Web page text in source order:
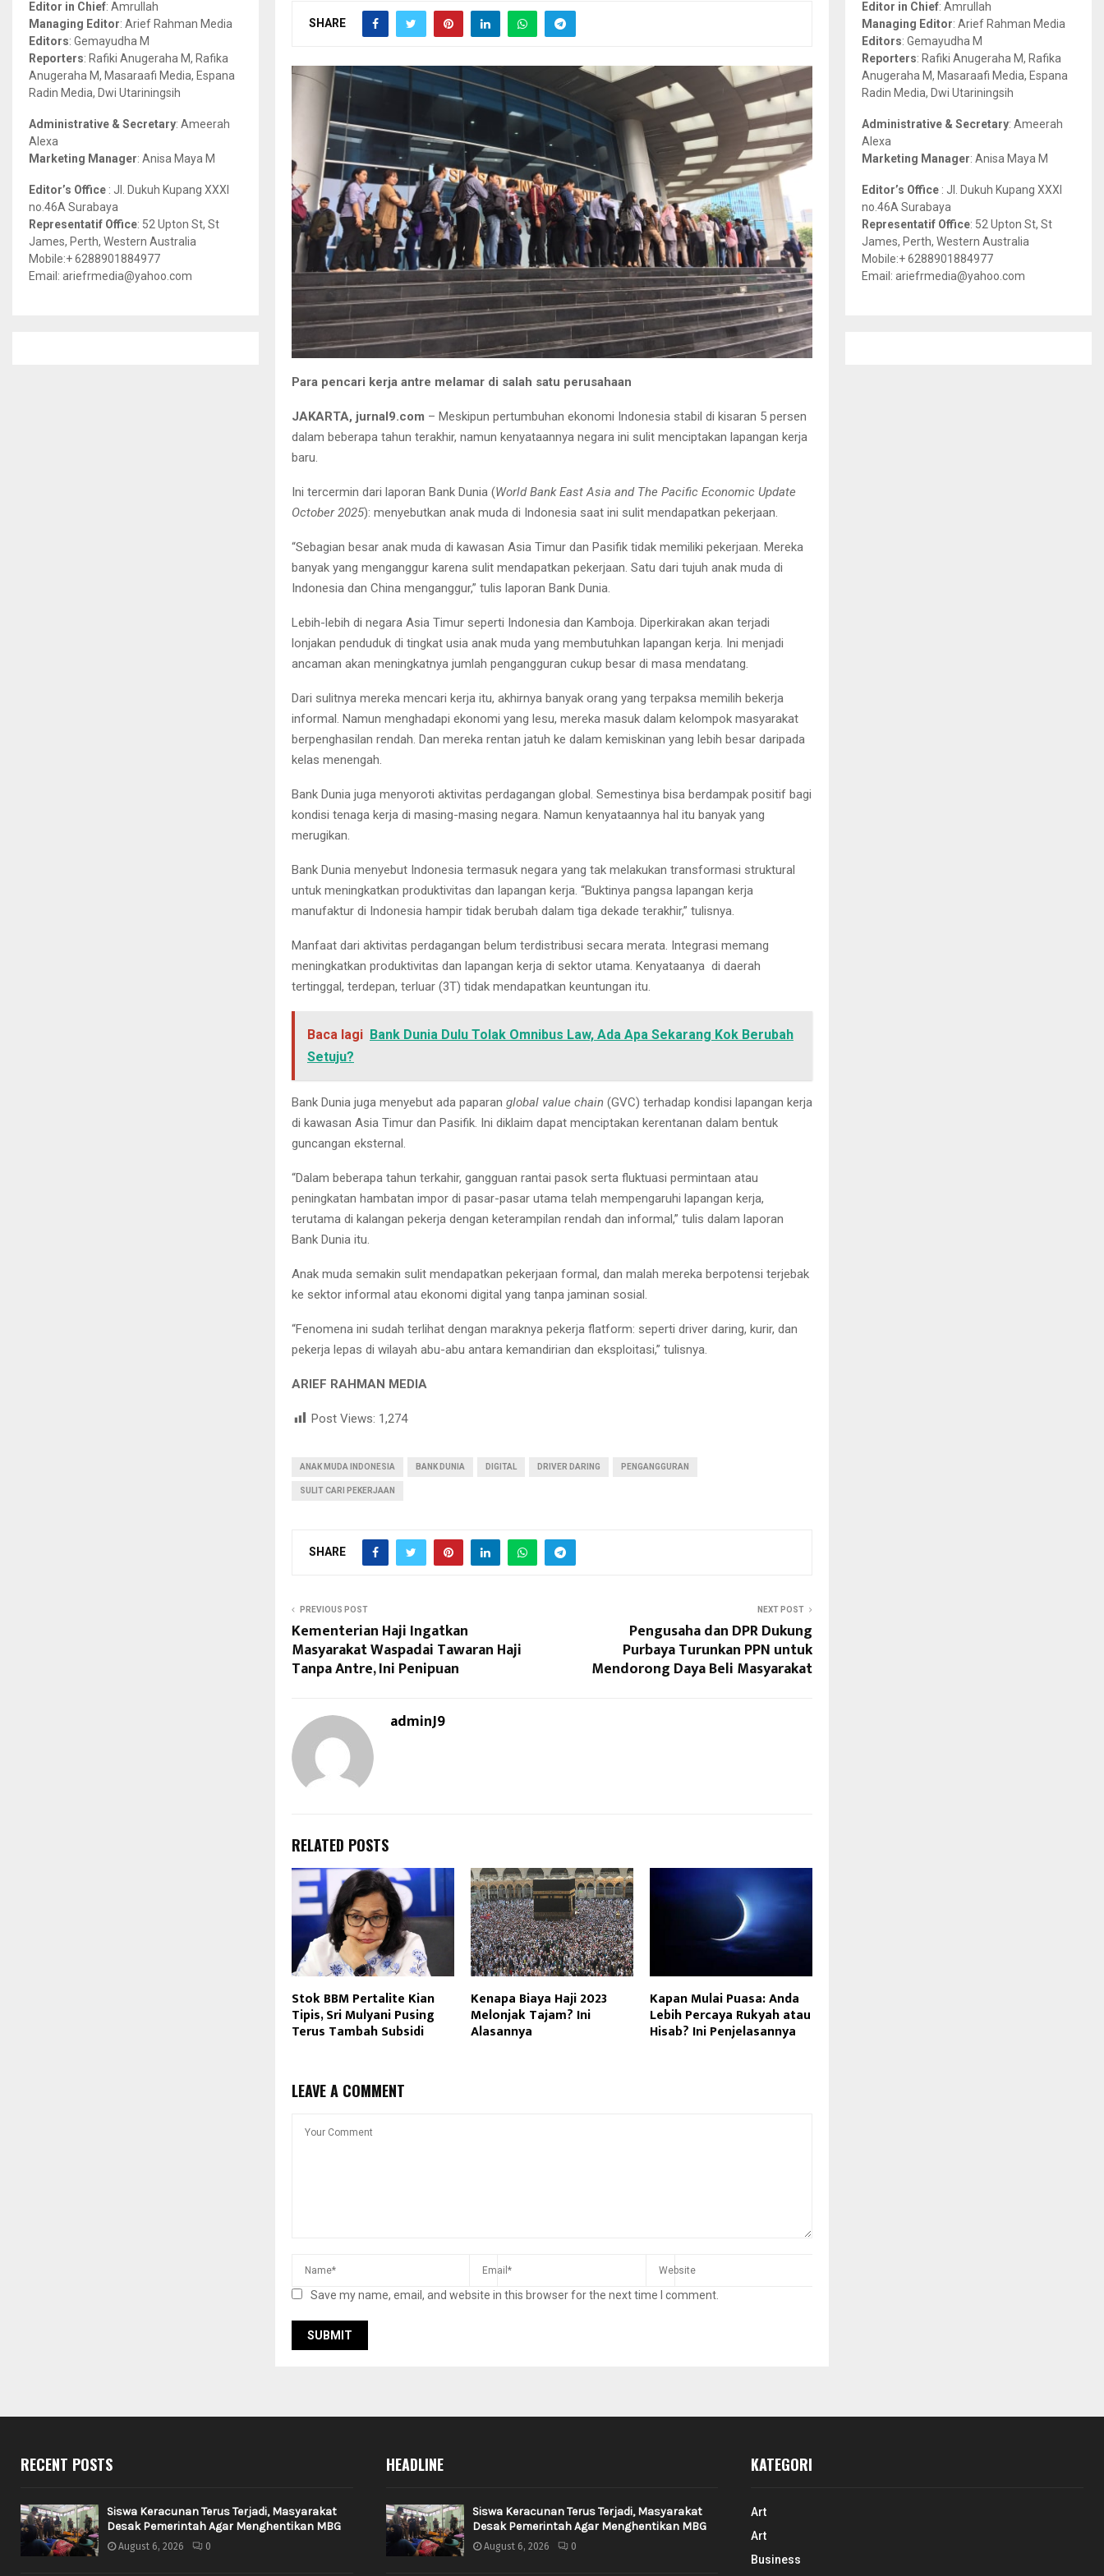
SHARE
Para pencari kerja antre melamar di salah satu perusahaan
JAKARTA, jurnal9.com – Meskipun pertumbuhan ekonomi Indonesia stabil di kisaran 5 persen
dalam beberapa tahun terakhir, namun kenyataannya negara ini sulit menciptakan lapangan kerja
baru.
Ini tercermin dari laporan Bank Dunia (World Bank East Asia and The Pacific Economic Update
October 2025): menyebutkan anak muda di Indonesia saat ini sulit mendapatkan pekerjaan.
“Sebagian besar anak muda di kawasan Asia Timur dan Pasifik tidak memiliki pekerjaan. Mereka
banyak yang menganggur karena sulit mendapatkan pekerjaan. Satu dari tujuh anak muda di
Indonesia dan China menganggur,” tulis laporan Bank Dunia.
Lebih-lebih di negara Asia Timur seperti Indonesia dan Kamboja. Diperkirakan akan terjadi
lonjakan penduduk di tingkat usia anak muda yang membutuhkan lapangan kerja. Ini menjadi
ancaman akan meningkatnya jumlah pengangguran cukup besar di masa mendatang.
Dari sulitnya mereka mencari kerja itu, akhirnya banyak orang yang terpaksa memilih bekerja
informal. Namun menghadapi ekonomi yang lesu, mereka masuk dalam kelompok masyarakat
berpenghasilan rendah. Dan mereka rentan jatuh ke dalam kemiskinan yang lebih besar daripada
kelas menengah.
Bank Dunia juga menyoroti aktivitas perdagangan global. Semestinya bisa berdampak positif bagi
kondisi tenaga kerja di masing-masing negara. Namun kenyataannya hal itu banyak yang
merugikan.
Bank Dunia menyebut Indonesia termasuk negara yang tak melakukan transformasi struktural
untuk meningkatkan produktivitas dan lapangan kerja. “Buktinya pangsa lapangan kerja
manufaktur di Indonesia hampir tidak berubah dalam tiga dekade terakhir,” tulisnya.
Manfaat dari aktivitas perdagangan belum terdistribusi secara merata. Integrasi memang
meningkatkan produktivitas dan lapangan kerja di sektor utama. Kenyataanya di daerah
tertinggal, terdepan, terluar (3T) tidak mendapatkan keuntungan itu.
Baca lagi Bank Dunia Dulu Tolak Omnibus Law, Ada Apa Sekarang Kok Berubah
Setuju?
Bank Dunia juga menyebut ada paparan global value chain (GVC) terhadap kondisi lapangan kerja
di kawasan Asia Timur dan Pasifik. Ini diklaim dapat menciptakan kerentanan dalam bentuk
guncangan eksternal.
“Dalam beberapa tahun terkahir, gangguan rantai pasok serta fluktuasi permintaan atau
peningkatan hambatan impor di pasar-pasar utama telah mempengaruhi lapangan kerja,
terutama di kalangan pekerja dengan keterampilan rendah dan informal,” tulis dalam laporan
Bank Dunia itu.
Anak muda semakin sulit mendapatkan pekerjaan formal, dan malah mereka berpotensi terjebak
ke sektor informal atau ekonomi digital yang tanpa jaminan sosial.
“Fenomena ini sudah terlihat dengan maraknya pekerja flatform: seperti driver daring, kurir, dan
pekerja lepas di wilayah abu-abu antara kemandirian dan eksploitasi,” tulisnya.
ARIEF RAHMAN MEDIA
Post Views: 1,274
ANAK MUDA INDONESIA BANK DUNIA DIGITAL DRIVER DARING PENGANGGURAN
SULIT CARI PEKERJAAN
SHARE
PREVIOUS POST
Kementerian Haji Ingatkan
Masyarakat Waspadai Tawaran Haji
Tanpa Antre, Ini Penipuan
NEXT POST
Pengusaha dan DPR Dukung
Purbaya Turunkan PPN untuk
Mendorong Daya Beli Masyarakat
adminJ9
RELATED POSTS
Stok BBM Pertalite Kian
Tipis, Sri Mulyani Pusing
Terus Tambah Subsidi
Kenapa Biaya Haji 2023
Melonjak Tajam? Ini
Alasannya
Kapan Mulai Puasa: Anda
Lebih Percaya Rukyah atau
Hisab? Ini Penjelasannya
LEAVE A COMMENT
Save my name, email, and website in this browser for the next time I comment.
r
:
R
H
Editor in Chief: Amrullah
Managing Editor: Arief Rahman Media
Editors: Gemayudha M
Reporters: Rafiki Anugeraha M, Rafika
Anugeraha M, Masaraafi Media, Espana
Radin Media, Dwi Utariningsih
Administrative & Secretary: Ameerah
Alexa
Marketing Manager: Anisa Maya M
Editor’s Office : Jl. Dukuh Kupang XXXI
no.46A Surabaya
Representatif Office: 52 Upton St, St
James, Perth, Western Australia
Mobile:+ 6288901884977
Email: ariefrmedia@yahoo.com
r
:
R
H
Editor in Chief: Amrullah
Managing Editor: Arief Rahman Media
Editors: Gemayudha M
Reporters: Rafiki Anugeraha M, Rafika
Anugeraha M, Masaraafi Media, Espana
Radin Media, Dwi Utariningsih
Administrative & Secretary: Ameerah
Alexa
Marketing Manager: Anisa Maya M
Editor’s Office : Jl. Dukuh Kupang XXXI
no.46A Surabaya
Representatif Office: 52 Upton St, St
James, Perth, Western Australia
Mobile:+ 6288901884977
Email: ariefrmedia@yahoo.com
RECENT POSTS
Siswa Keracunan Terus Terjadi, Masyarakat
Desak Pemerintah Agar Menghentikan MBG
August 6, 2026 0
HEADLINE
Siswa Keracunan Terus Terjadi, Masyarakat
Desak Pemerintah Agar Menghentikan MBG
August 6, 2026 0
KATEGORI
Art
Art
Business